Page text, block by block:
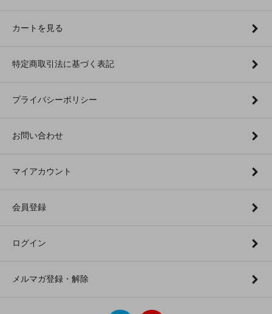
カートを見る
特定商取引法に基づく表記
プライバシーポリシー
お問い合わせ
マイアカウント
会員登録
ログイン
メルマガ登録・解除